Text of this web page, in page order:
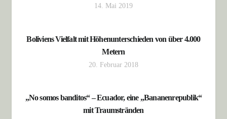
14. Mai 2019
Boliviens Vielfalt mit Höhenunterschieden von über 4.000
Metern
20. Februar 2018
„No somos banditos“ – Ecuador, eine „Bananenrepublik“
mit Traumstränden